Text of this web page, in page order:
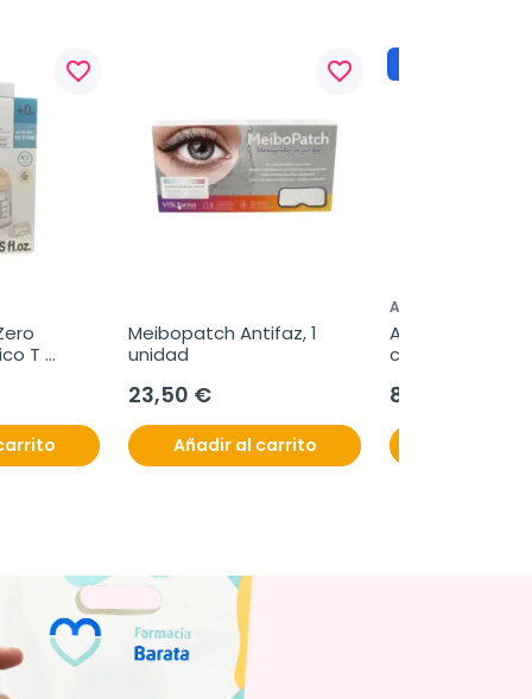
favorite_border
T
favorite_border
Meibopatch Antifaz, 1
unidad
23,50 €
Añadir al carrito
ABS
ABS Crema
con Zinc y
8,85 €